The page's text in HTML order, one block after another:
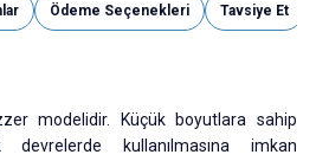
Ödeme Seçenekleri Tavsiye Et
modelidir. Küçük boyutlara sahip
kullanılmasına imkan